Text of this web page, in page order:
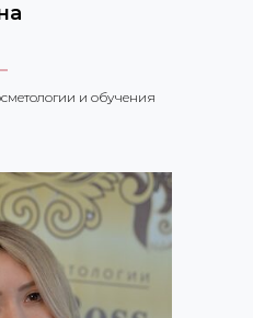
и обучения